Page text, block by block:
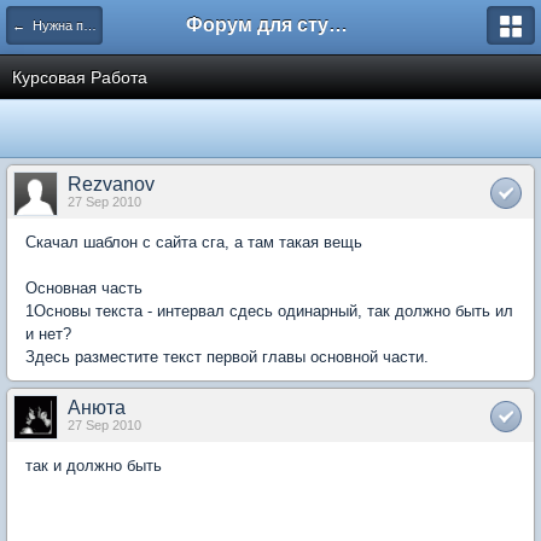
← Нужна помощь Форум для студента СГА
Курсовая Работа
Rezvanov
27 Sep 2010
Скачал шаблон с сайта сга, а там такая вещь
Основная часть
1Основы текста - интервал сдесь одинарный, так должно быть ил
и нет?
Здесь разместите текст первой главы основной части.
Анюта
27 Sep 2010
так и должно быть